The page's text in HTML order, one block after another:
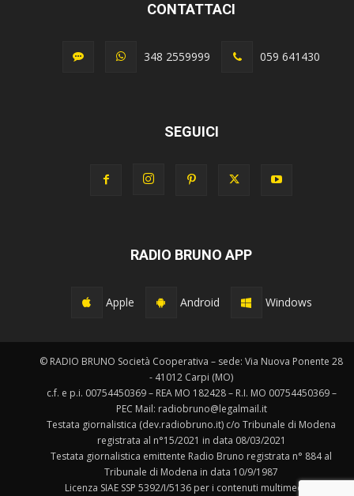
CONTATTACI
348 2559999 059 641430
SEGUICI
RADIO BRUNO APP
Apple Android Windows
© RADIO BRUNO Società Cooperativa – sede: Via Nuova Ponente 28
- 41012 Carpi (MO)
c.f. e p.i. 00754450369 – REA MO 182428 – R.I. MO 00754450369 –
PEC Mail: radiobruno@legalmail.it
Testata giornalistica (dev.radiobruno.it) c/o Tribunale di Modena
registrata al n°15/2021 in data 08/03/2021
Testata giornalistica emittente Radio Bruno registrata n° 884 al
Tribunale di Modena in data 10/9/1987
Licenza SIAE SSP 5392/I/5136 per i contenuti multimediali.